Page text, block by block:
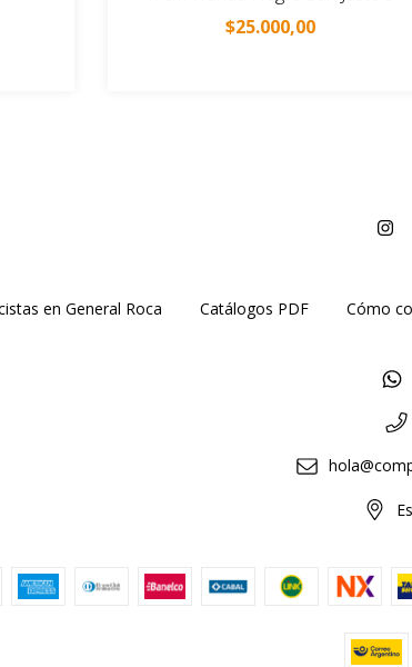
$25.000,00
en General Roca Catálogos PDF Cómo